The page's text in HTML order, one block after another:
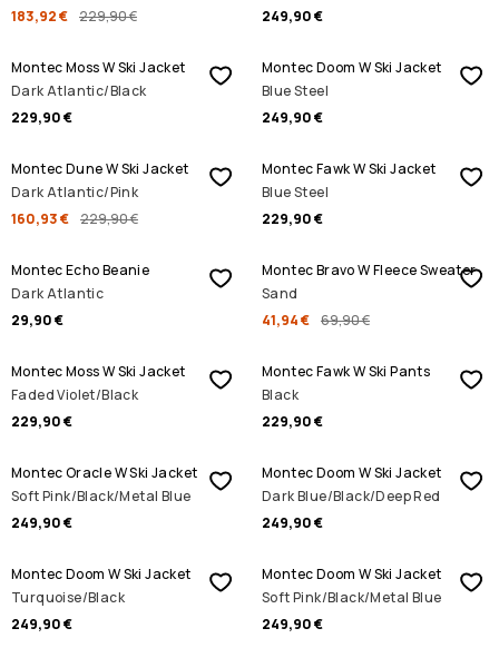
183,92 € 229,90 €
249,90 €
Montec Moss W Ski Jacket
Dark Atlantic/Black
229,90 €
Montec Doom W Ski Jacket
Blue Steel
249,90 €
SALE
Montec Dune W Ski Jacket
Dark Atlantic/Pink
160,93 € 229,90 €
Montec Fawk W Ski Jacket
Blue Steel
229,90 €
Montec Echo Beanie
Dark Atlantic
29,90 €
SALE
Montec Bravo W Fleece Sweater
Sand
41,94 € 69,90 €
Montec Moss W Ski Jacket
Faded Violet/Black
229,90 €
Montec Fawk W Ski Pants
Black
229,90 €
Montec Oracle W Ski Jacket
Soft Pink/Black/Metal Blue
249,90 €
Montec Doom W Ski Jacket
Dark Blue/Black/Deep Red
249,90 €
Montec Doom W Ski Jacket
Turquoise/Black
249,90 €
Montec Doom W Ski Jacket
Soft Pink/Black/Metal Blue
249,90 €